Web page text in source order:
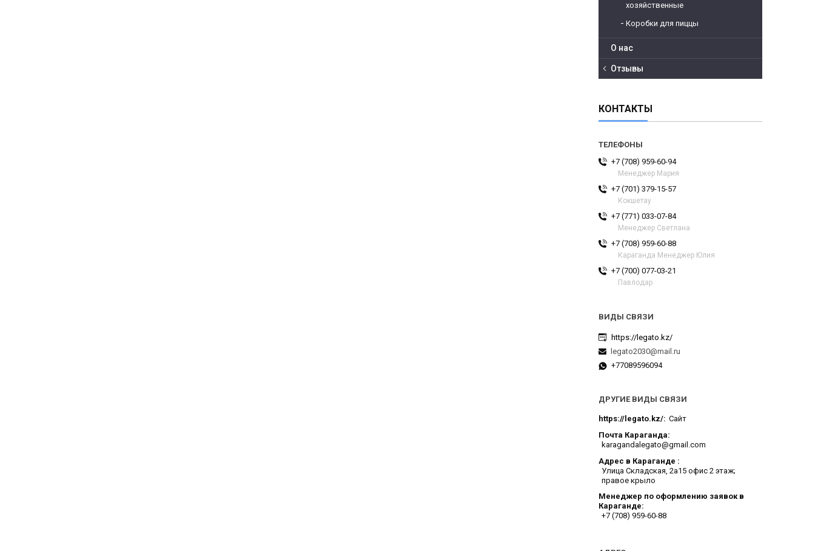
хозяйственные
Коробки для пиццы
О нас
Отзывы
КОНТАКТЫ
+7 (708) 959-60-94
Менеджер Мария
+7 (701) 379-15-57
Кокшетау
+7 (771) 033-07-84
Менеджер Светлана
+7 (708) 959-60-88
Караганда Менеджер Юлия
+7 (700) 077-03-21
Павлодар
https://legato.kz/
legato2030@mail.ru
+77089596094
ДРУГИЕ ВИДЫ СВЯЗИ
https://legato.kz/ Сайт
Почта Караганда
karagandalegato@gmail.com
Адрес в Караганде
​Улица Складская, 2а​15 офис 2 этаж;
правое крыло
Менеджер по оформлению заявок в
Караганде
+7 (708) 959-60-88